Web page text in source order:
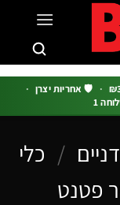
יצרן ·
/ כלי